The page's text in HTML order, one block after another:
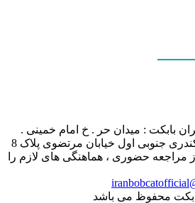
بابکت : میدان حر . خ امام خمینی .
خیابان کمالی . خیابان اسکندری جنوبی اول خیابان مرتضوی پلاک 8
حضوری ، هماهنگی های لازم را
محفوظ می باشد